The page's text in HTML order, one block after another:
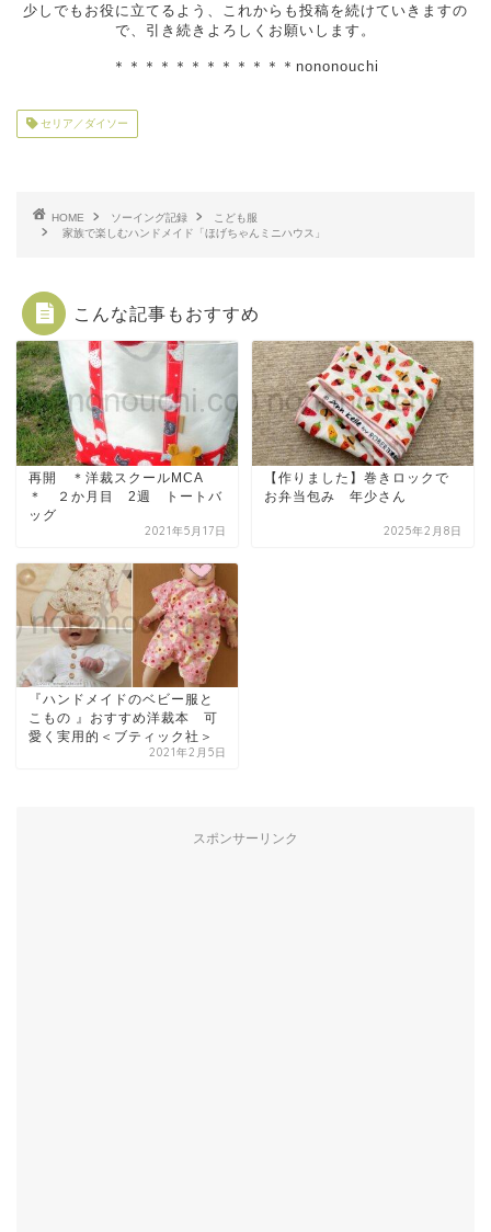
少しでもお役に立てるよう、これからも投稿を続けていきますの
で、引き続きよろしくお願いします。
＊＊＊＊＊＊＊＊＊＊＊＊nononouchi
セリア／ダイソー
HOME ソーイング記録
こども服
家族で楽しむハンドメイド「ほげちゃんミニハウス」
こんな記事もおすすめ
再開 ＊洋裁スクールMCA
＊ ２か月目 2週 トートバ
ッグ
2021年5月17日
【作りました】巻きロックで
お弁当包み 年少さん
2025年2月8日
『ハンドメイドのベビー服と
こもの 』おすすめ洋裁本 可
愛く実用的＜ブティック社＞
2021年2月5日
スポンサーリンク